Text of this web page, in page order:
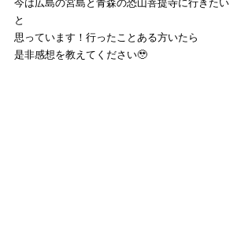
今は広島の宮島と青森の恐山菩提寺に行きたい
と
思っています！行ったことある方いたら
是非感想を教えてください🥹